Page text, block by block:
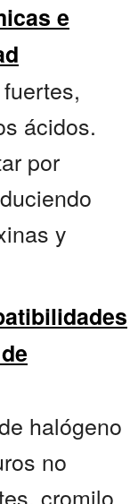
e
ácidos.
por
y
halógeno
no
cromilo